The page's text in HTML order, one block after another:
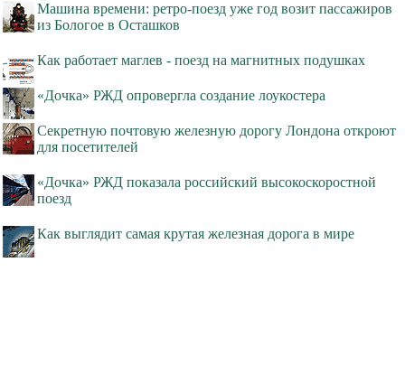
Машина времени: ретро-поезд уже год возит пассажиров
из Бологое в Осташков
Как работает маглев - поезд на магнитных подушках
«Дочка» РЖД опровергла создание лоукостера
Секретную почтовую железную дорогу Лондона откроют
для посетителей
«Дочка» РЖД показала российский высокоскоростной
поезд
Как выглядит самая крутая железная дорога в мире